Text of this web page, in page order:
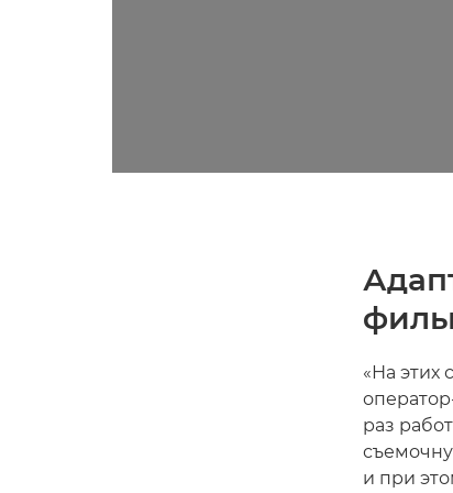
«На этих
раз
и при